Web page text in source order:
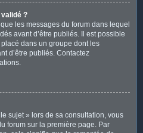
?
les messages du forum dans lequel
avant d’être publiés. Il est possible
dans un groupe dont les
d’être publiés. Contactez
sujet » lors de sa consultation, vous
forum sur la première page. Par